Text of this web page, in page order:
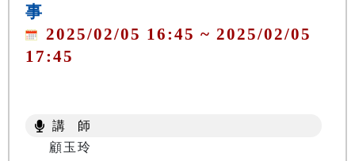
事
2025/02/05 16:45 ~ 2025/02/05
17:45
講 師
顧玉玲